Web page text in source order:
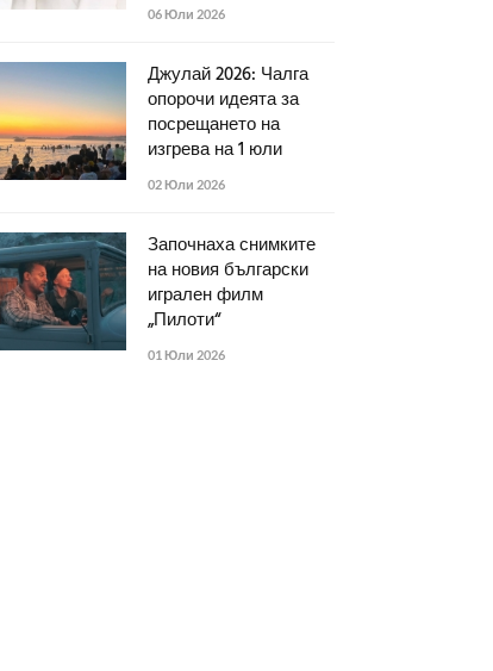
06 Юли 2026
Джулай 2026: Чалга
опорочи идеята за
посрещането на
изгрева на 1 юли
02 Юли 2026
Започнаха снимките
на новия български
игрален филм
„Пилоти“
01 Юли 2026